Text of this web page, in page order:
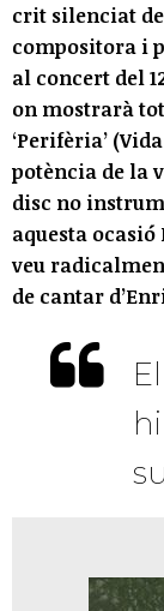
crit silenciat
compositora i
al concert del
on mostrarà
‘Perifèria’
potència de la
disc no
aquesta
veu
de cantar